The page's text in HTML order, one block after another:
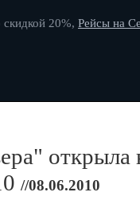
скидкой 20%, Рейсы на
открыла
//08.06.2010